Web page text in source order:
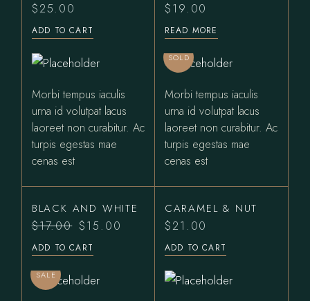
$25.00
ADD TO CART
Morbi tempus iaculis
urna id volutpat lacus
laoreet non curabitur. Ac
turpis egestas mae
cenas est
$19.00
READ MORE
SOLD
Morbi tempus iaculis
urna id volutpat lacus
laoreet non curabitur. Ac
turpis egestas mae
cenas est
BLACK AND WHITE
$17.00
Original
price
was:
$15.00
Current
price
is:
ADD TO CART
SALE
CARAMEL & NUT
$21.00
ADD TO CART